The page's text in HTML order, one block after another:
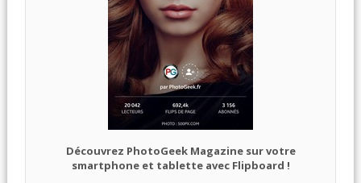
Découvrez PhotoGeek Magazine sur votre
smartphone et tablette avec Flipboard !